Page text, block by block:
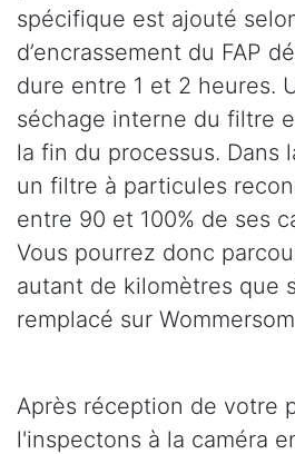
spécifique est ajouté
d’encrassement du FAP
dure entre 1 et 2 heures.
séchage interne du filtre
la fin du processus. Dans
un filtre à particules
entre 90 et 100% de ses
Vous pourrez donc
autant de kilomètres que
remplacé sur
Après réception de votre
l'inspectons à la caméra